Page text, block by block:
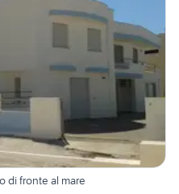
di fronte al mare